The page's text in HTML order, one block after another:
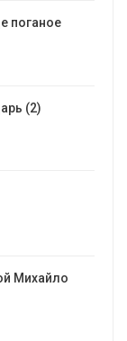
поганое
(2)
Михайло